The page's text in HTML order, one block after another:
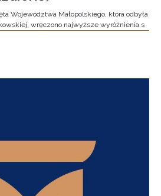
Województwa Małopolskiego, która odbyła
wręczono najwyższe wyróżnienia s